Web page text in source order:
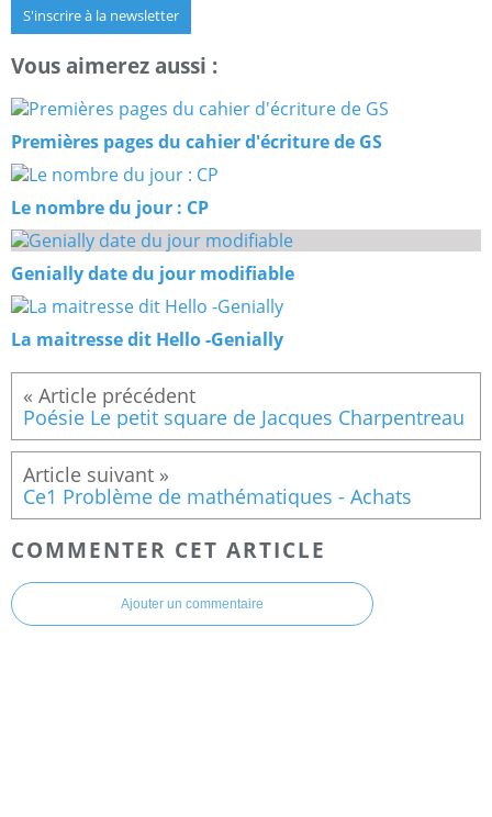
S'inscrire à la newsletter
Vous aimerez aussi :
Premières pages du cahier d'écriture de GS
Le nombre du jour : CP
Genially date du jour modifiable
La maitresse dit Hello -Genially
Poésie Le petit square de Jacques Charpentreau
Ce1 Problème de mathématiques - Achats
COMMENTER CET ARTICLE
Ajouter un commentaire